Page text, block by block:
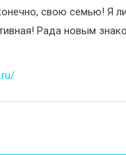
свою семью! Я
Рада новым